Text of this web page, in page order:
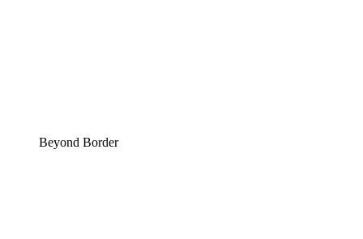
Beyond Border